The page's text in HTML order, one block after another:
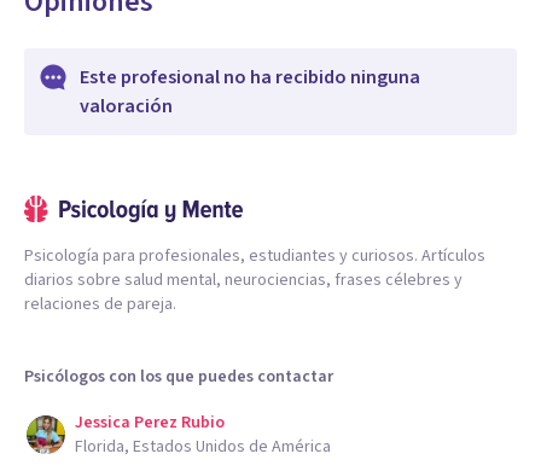
Este profesional no ha recibido ninguna
valoración
Psicología para profesionales, estudiantes y curiosos. Artículos
diarios sobre salud mental, neurociencias, frases célebres y
relaciones de pareja.
Psicólogos con los que puedes contactar
Jessica Perez Rubio
Florida, Estados Unidos de América